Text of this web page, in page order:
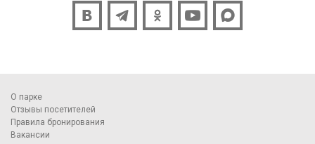
О парке
Отзывы посетителей
Правила бронирования
Вакансии